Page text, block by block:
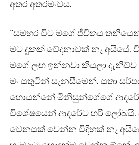
අතර අතරමංවය.
“සමහර විට මගේ ජීවිතය
මට දුකක් වේදනාවක් නෑ අයියේ.
මගේ ලඟ ඉන්නවා කියලා දැනිච්ච
මං සතුටින් සැනසීමෙන්. සතා
හොයන්නේ මිනිසුන්ගේගේ
විශේෂයෙන් ආදරේට හරි ලෝබයි.
වෙනසක් වෙන්න විදිහක් නෑ